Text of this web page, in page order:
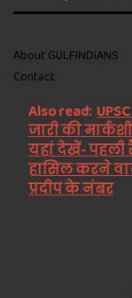
About GULFINDIANS
Contact
Also read:
जारी की
यहां देखें- पहली
हासिल करने
प्रदीप के नंबर